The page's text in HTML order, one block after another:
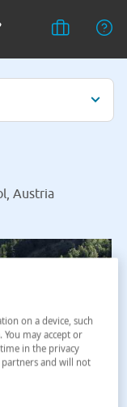
Austria
on a device, such
You may accept or
in the privacy
partners and will not